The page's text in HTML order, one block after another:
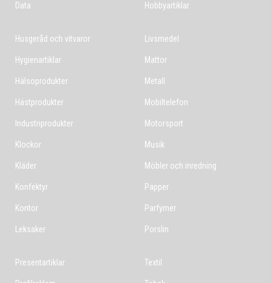
Data Hobbyartiklar
Husgeråd och vitvaror
Hygienartiklar
Hälsoprodukter
Hästprodukter
Industriprodukter
Klockor
Kläder
Konfektyr
Kontor
Leksaker
Livsmedel
Mattor
Metall
Mobiltelefon
Motorsport
Musik
Möbler och inredning
Papper
Parfymer
Porslin
Presentartiklar Textil